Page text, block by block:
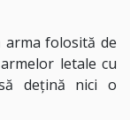
arma folosită de
letale cu
deţină nici o